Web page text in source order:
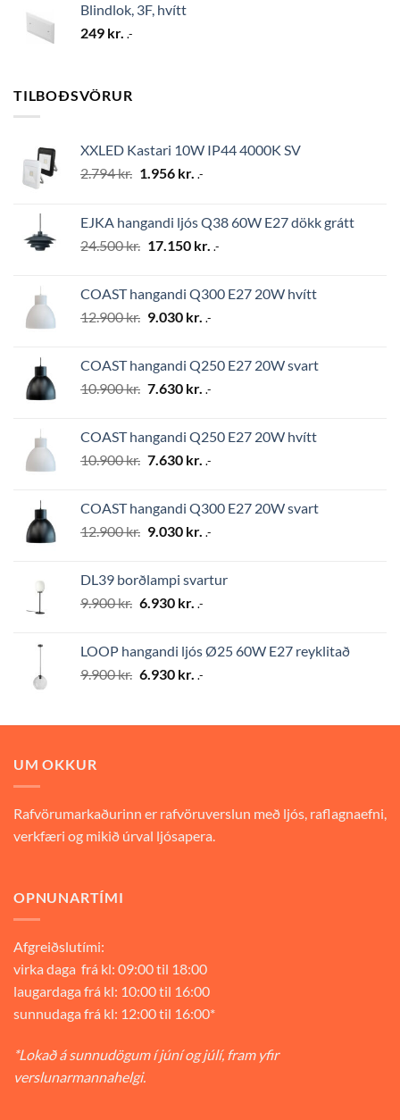
Blindlok, 3F, hvítt
249 kr. .-
TILBOÐSVÖRUR
XXLED Kastari 10W IP44 4000K SV
2.794kr. Original
2.794 kr..
1.956 kr. Current
1.956 kr..
.-
EJKA hangandi ljós Q38 60W E27 dökk grátt
24.500kr. Original
24.500 kr..
17.150 kr. Current
17.150 kr..
.-
COAST hangandi Q300 E27 20W hvítt
12.900kr. Original
12.900 kr..
9.030 kr. Current
9.030 kr..
.-
COAST hangandi Q250 E27 20W svart
10.900kr. Original
10.900 kr..
7.630 kr. Current
7.630 kr..
.-
COAST hangandi Q250 E27 20W hvítt
10.900kr. Original
10.900 kr..
7.630 kr. Current
7.630 kr..
.-
COAST hangandi Q300 E27 20W svart
12.900kr. Original
12.900 kr..
9.030 kr. Current
9.030 kr..
.-
DL39 borðlampi svartur
9.900kr. Original
9.900 kr..
6.930 kr. Current
6.930 kr..
.-
LOOP hangandi ljós Ø25 60W E27 reyklitað
9.900kr. Original
9.900 kr..
6.930 kr. Current
6.930 kr..
.-
UM OKKUR
Rafvörumarkaðurinn er rafvöruverslun með ljós, raflagnaefni,
verkfæri og mikið úrval ljósapera.
OPNUNARTÍMI
Afgreiðslutími:
virka daga frá kl: 09:00 til 18:00
laugardaga frá kl: 10:00 til 16:00
sunnudaga frá kl: 12:00 til 16:00*
*Lokað á sunnudögum í júní og júlí, fram yfir
verslunarmannahelgi.